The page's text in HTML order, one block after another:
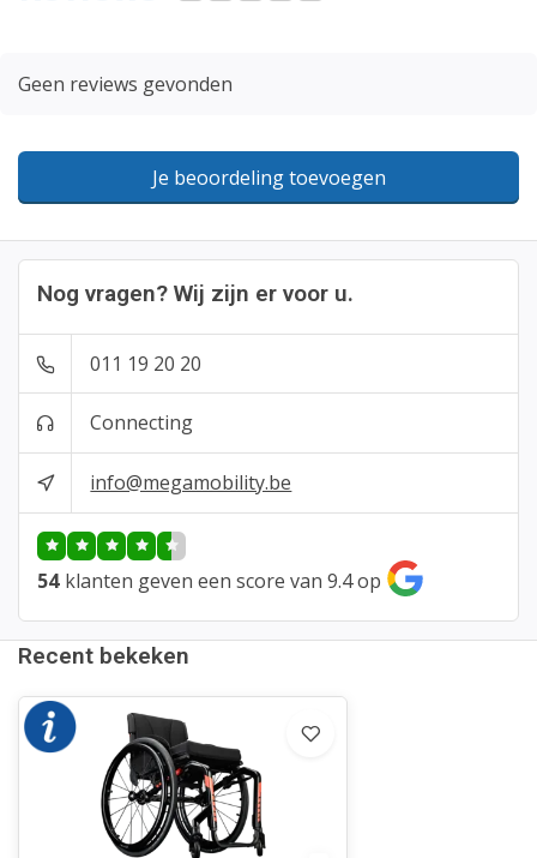
Nog vragen? Wij zijn er voor u.
011 19 20 20
Connecting
info@megamobility.be
54 klanten geven een score van 9.4 op
Geen reviews gevonden
Je beoordeling toevoegen
Recent bekeken